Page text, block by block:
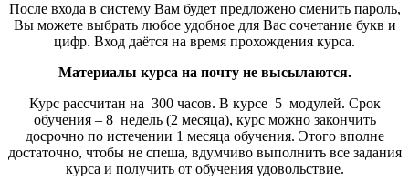
После входа в систему Вам будет предложено сменить пароль,
Вы можете выбрать любое удобное для Вас сочетание букв и
цифр. Вход даётся на время прохождения курса.
Материалы курса на почту не высылаются.
Курс рассчитан на 300 часов. В курсе 5 модулей. Срок
обучения – 8 недель (2 месяца), курс можно закончить
досрочно по истечении 1 месяца обучения. Этого вполне
достаточно, чтобы не спеша, вдумчиво выполнить все задания
курса и получить от обучения удовольствие.